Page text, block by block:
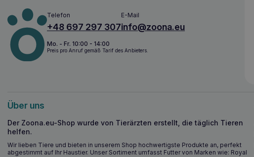
Telefon
+48 697 297 307
E-Mail
info@zoona.eu
Mo. - Fr. 10:00 - 14:00
Preis pro Anruf gemäß Tarif des Anbieters.
Über uns
Der Zoona.eu-Shop wurde von Tierärzten erstellt, die täglich Tieren
helfen.
Wir lieben Tiere und bieten in unserem Shop hochwertigste Produkte an, perfekt
abgestimmt auf Ihr Haustier. Unser Sortiment umfasst Futter von Marken wie: Royal